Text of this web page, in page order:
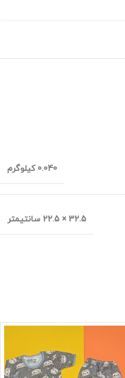
0.040 کیلوگرم
32.5 × 22.5 سانتیمتر